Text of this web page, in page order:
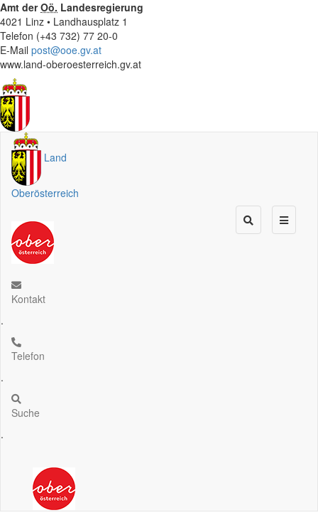
Amt derOö. Landesregierung
4021 Linz • Landhausplatz 1
Telefon (+43 732) 77 20-0
E-Mail post@ooe.gv.at
www.land-oberoesterreich.gv.at
Land
Oberösterreich
Kontakt
.
Telefon
.
Suche
.